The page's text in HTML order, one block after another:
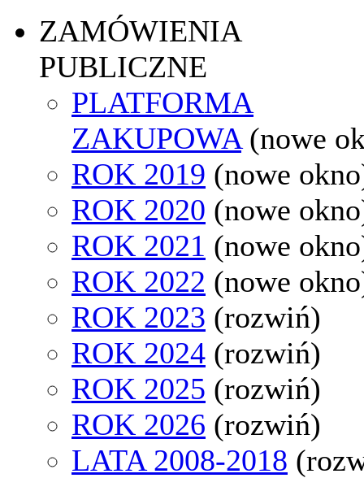
ZAMÓWIENIA
PUBLICZNE
PLATFORMA
ZAKUPOWA (nowe
ROK 2019 (nowe
ROK 2020 (nowe
ROK 2021 (nowe
ROK 2022 (nowe
ROK 2023 (rozwiń)
ROK 2024 (rozwiń)
ROK 2025 (rozwiń)
ROK 2026 (rozwiń)
LATA 2008-2018